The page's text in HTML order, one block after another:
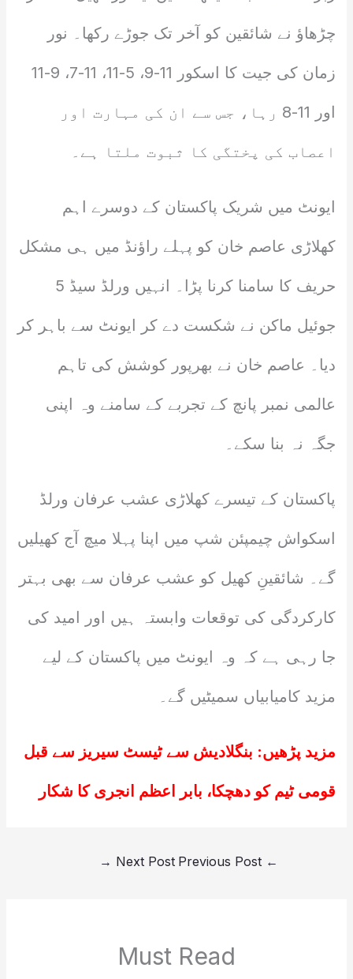
چڑھاؤ نے شائقین کو آخر تک جوڑے رکھا۔ نور
زمان کی جیت کا اسکور 11-9، 5-11، 11-7، 9-11
اور 11-8 رہا، جس سے ان کی مہارت اور
اعصاب کی پختگی کا ثبوت ملتا ہے۔
ایونٹ میں شریک پاکستان کے دوسرے اہم
کھلاڑی عاصم خان کو پہلے راؤنڈ میں ہی مشکل
حریف کا سامنا کرنا پڑا۔ انہیں ورلڈ سیڈ 5
جوئیل ماکن نے شکست دے کر ایونٹ سے باہر کر
دیا۔ عاصم خان نے بھرپور کوشش کی تاہم
عالمی نمبر پانچ کے تجربے کے سامنے وہ اپنی
جگہ نہ بنا سکے۔
پاکستان کے تیسرے کھلاڑی عشب عرفان ورلڈ
اسکواش چیمپئن شپ میں اپنا پہلا میچ آج کھیلیں
گے۔ شائقینِ کھیل کو عشب عرفان سے بھی بہتر
کارکردگی کی توقعات وابستہ ہیں اور امید کی
جا رہی ہے کہ وہ ایونٹ میں پاکستان کے لیے
مزید کامیابیاں سمیٹیں گے۔
مزید پڑھیں: بنگلادیش سے ٹیسٹ سیریز سے قبل
قومی ٹیم کو دھچکا، بابر اعظم انجری کا شکار
←
Next Post
→
Must Read